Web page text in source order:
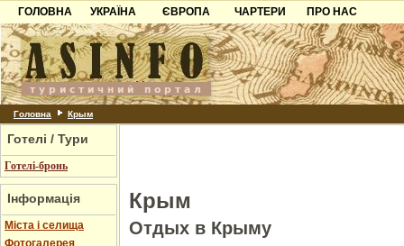
ГОЛОВНА
УКРАЇНА
Карпати
Азов
Причорноморря
Шацьк
ЄВРОПА
Чорногорія
Хорватія
Болгарія
ЧАРТЕРИ
ПРО НАС
Контакти
Партнерам
Додати готель
Головна Крым
Готелі / Тури
Готелі-бронь
Інформація
Міста і селища
Фотогалерея
Крым
Отдых в Крыму